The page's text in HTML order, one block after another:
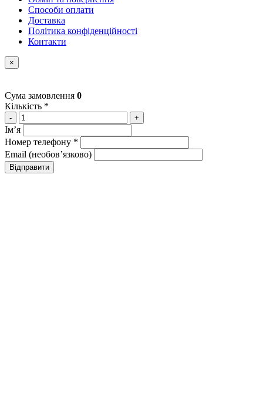
Способи оплати
Доставка
Політика конфіденційності
Контакти
×
Сума замовлення 0
Кількість *
- +
Імʼя
Номер телефону *
Email (необовʼязково)
Відправити